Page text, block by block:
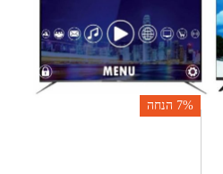
7% הנחה